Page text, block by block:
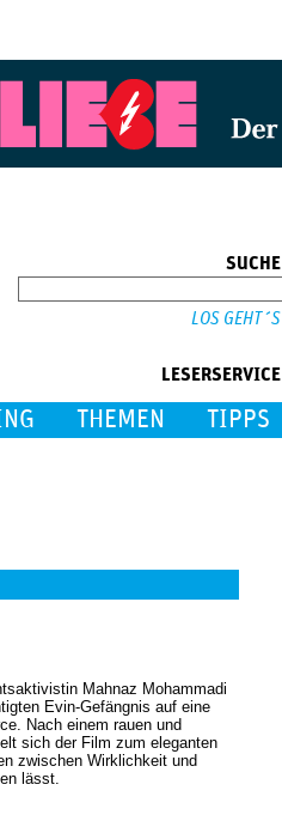
SUCHE
LESERSERVICE
THEMEN TIPPS
Mahnaz Mohammadi
Evin-Gefängnis auf eine
Nach einem rauen und
sich der Film zum eleganten
zwischen Wirklichkeit und
lässt.